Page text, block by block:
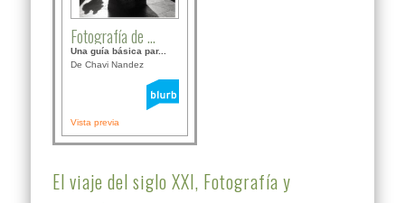
Fotografía de ...
Una guía básica par...
De Chavi Nandez
Vista previa
El viaje del siglo XXI, Fotografía y